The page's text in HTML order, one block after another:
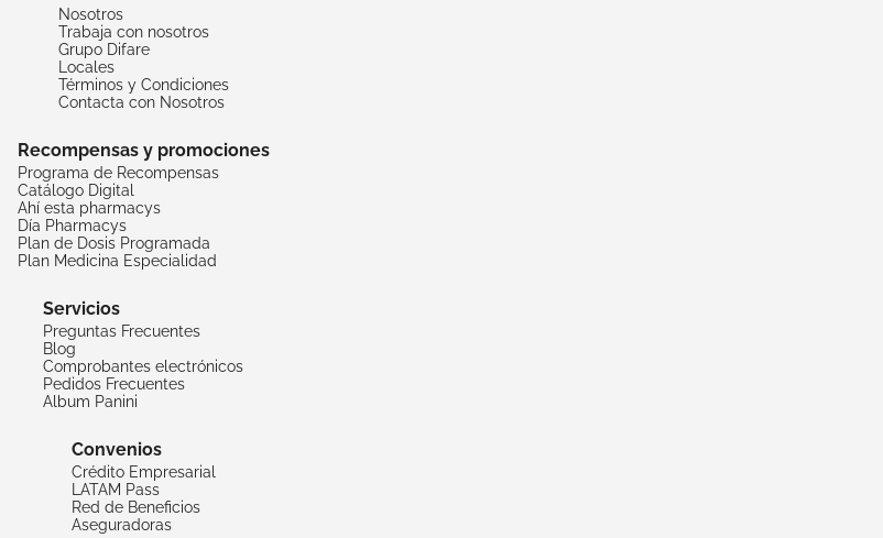
Nosotros
Trabaja con nosotros
Grupo Difare
Locales
Términos y Condiciones
Contacta con Nosotros
Recompensas y promociones
Programa de Recompensas
Catálogo Digital
Ahí esta pharmacys
Día Pharmacys
Plan de Dosis Programada
Plan Medicina Especialidad
Servicios
Preguntas Frecuentes
Blog
Comprobantes electrónicos
Pedidos Frecuentes
Album Panini
Convenios
Crédito Empresarial
LATAM Pass
Red de Beneficios
Aseguradoras